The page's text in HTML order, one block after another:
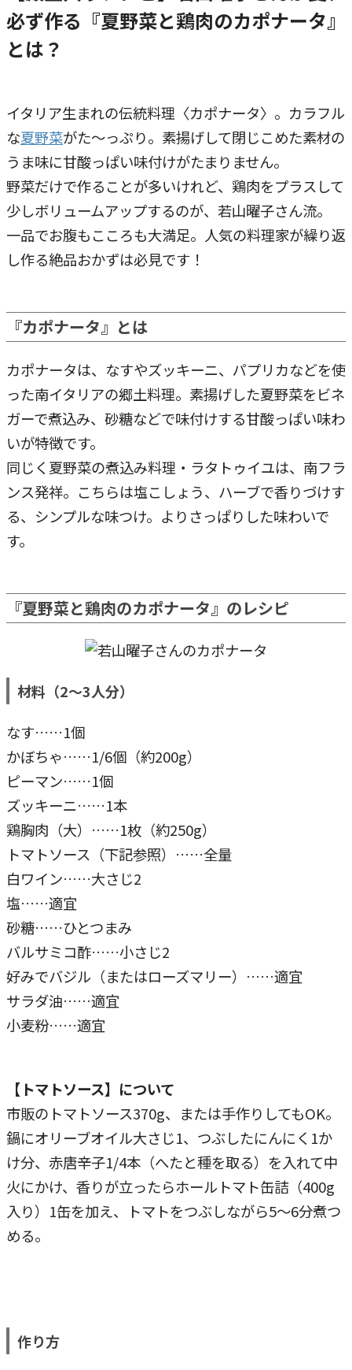
必ず作る『夏野菜と鶏肉のカポナータ』
とは？
イタリア生まれの伝統料理〈カポナータ〉。カラフル
な夏野菜がた～っぷり。素揚げして閉じこめた素材の
うま味に甘酸っぱい味付けがたまりません。
野菜だけで作ることが多いけれど、鶏肉をプラスして
少しボリュームアップするのが、若山曜子さん流。
一品でお腹もこころも大満足。人気の料理家が繰り返
し作る絶品おかずは必見です！
『カポナータ』とは
カポナータは、なすやズッキーニ、パプリカなどを使
った南イタリアの郷土料理。素揚げした夏野菜をビネ
ガーで煮込み、砂糖などで味付けする甘酸っぱい味わ
いが特徴です。
同じく夏野菜の煮込み料理・ラタトゥイユは、南フラ
ンス発祥。こちらは塩こしょう、ハーブで香りづけす
る、シンプルな味つけ。よりさっぱりした味わいで
す。
『夏野菜と鶏肉のカポナータ』のレシピ
材料（2～3人分）
なす……1個
かぼちゃ……1/6個（約200g）
ピーマン……1個
ズッキーニ……1本
鶏胸肉（大）……1枚（約250g）
トマトソース（下記参照）……全量
白ワイン……大さじ2
塩……適宜
砂糖……ひとつまみ
バルサミコ酢……小さじ2
好みでバジル（またはローズマリー）……適宜
サラダ油……適宜
小麦粉……適宜
【トマトソース】について
市販のトマトソース370g、または手作りしてもOK。
鍋にオリーブオイル大さじ1、つぶしたにんにく1か
け分、赤唐辛子1/4本（へたと種を取る）を入れて中
火にかけ、香りが立ったらホールトマト缶詰（400g
入り）1缶を加え、トマトをつぶしながら5～6分煮つ
める。
作り方